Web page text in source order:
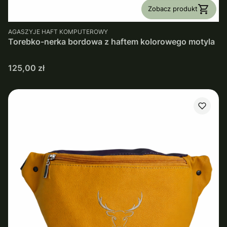
Zobacz produkt
PRODUCENT
AGASZYJE HAFT KOMPUTEROWY
Torebko-nerka bordowa z haftem kolorowego motyla
Cena
125,00 zł